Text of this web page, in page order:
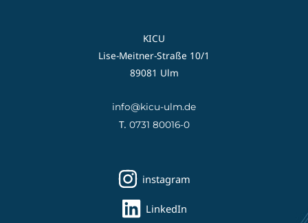
KICU
Lise-Meitner-Straße 10/1
89081 Ulm
info@kicu-ulm.de
T. 0731 80016-0
instagram
LinkedIn